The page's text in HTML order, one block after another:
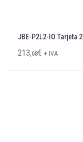
JBE-P2L2-IO Tarjeta
213,68€ + IVA